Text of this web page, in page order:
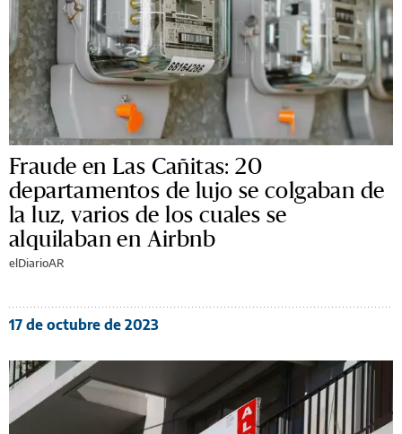
Fraude en Las Cañitas: 20
departamentos de lujo se colgaban de
la luz, varios de los cuales se
alquilaban en Airbnb
elDiarioAR
17 de octubre de 2023